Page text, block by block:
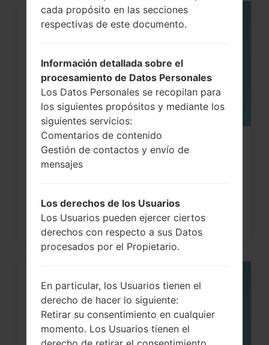
¿Cómo restablecer datos de fábrica
a través del código...
cada propósito en las secciones
respectivas de este documento.
Información detallada sobre el
procesamiento de Datos Personales
Los Datos Personales se recopilan para
los siguientes propósitos y mediante los
siguientes servicios:
Comentarios de contenido
Gestión de contactos y envío de
mensajes
Los derechos de los Usuarios
Los Usuarios pueden ejercer ciertos
derechos con respecto a sus Datos
procesados por el Propietario.
En particular, los Usuarios tienen el
derecho de hacer lo siguiente:
Retirar su consentimiento en cualquier
momento. Los Usuarios tienen el